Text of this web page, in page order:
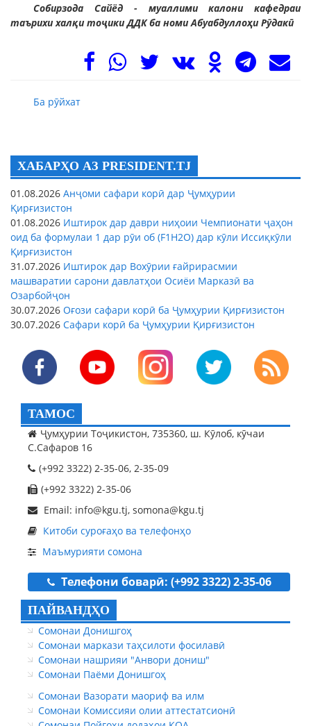
Собирзода Сайёд - муаллими калони кафедраи
таърихи халқи тоҷики ДДК ба номи Абуабдуллоҳи Рӯдакӣ
Ба рӯйхат
ХАБАРҲО АЗ PRESIDENT.TJ
01.08.2026 Анҷоми сафари корӣ дар Ҷумҳурии
Қирғизистон
01.08.2026 Иштирок дар даври ниҳоии Чемпионати ҷаҳон
оид ба формулаи 1 дар рӯи об (F1H2O) дар кӯли Иссиқкӯли
Қирғизистон
31.07.2026 Иштирок дар Вохӯрии ғайрирасмии
машваратии сарони давлатҳои Осиёи Марказӣ ва
Озарбойҷон
30.07.2026 Оғози сафари корӣ ба Ҷумҳурии Қирғизистон
30.07.2026 Сафари корӣ ба Ҷумҳурии Қирғизистон
ТАМОС
Ҷумҳурии Тоҷикистон, 735360, ш. Кӯлоб, кӯчаи
С.Сафаров 16
(+992 3322) 2-35-06, 2-35-09
(+992 3322) 2-35-06
Email: info@kgu.tj, somona@kgu.tj
Китоби суроғаҳо ва телефонҳо
Маъмурияти сомона
Телефони боварӣ: (+992 3322) 2-35-06
ПАЙВАНДҲО
Сомонаи Донишгоҳ
Сомонаи маркази таҳсилоти фосилавӣ
Сомонаи нашрияи "Анвори дониш"
Сомонаи Паёми Донишгоҳ
Сомонаи Вазорати маориф ва илм
Сомонаи Комиссияи олии аттестатсионӣ